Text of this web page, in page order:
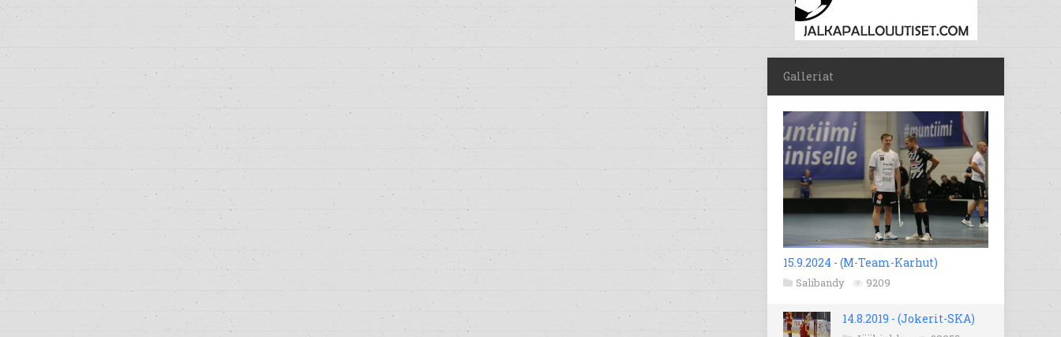
Galleriat
15.9.2024 - (M-Team-Karhut)
Salibandy 9209
14.8.2019 - (Jokerit-SKA)